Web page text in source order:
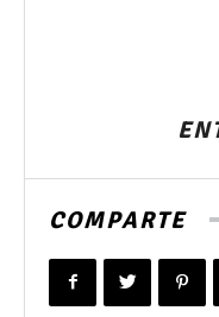
COMPARTE